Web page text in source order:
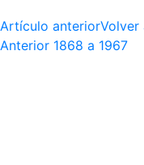
Artículo anteriorVolver
Anterior 1868 a 1967